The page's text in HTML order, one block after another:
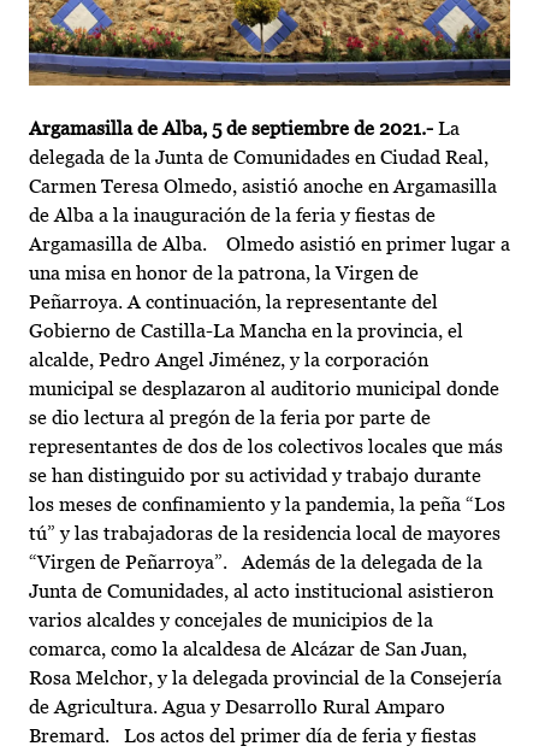
Argamasilla de Alba, 5 de septiembre de 2021.- La
delegada de la Junta de Comunidades en Ciudad Real,
Carmen Teresa Olmedo, asistió anoche en Argamasilla
de Alba a la inauguración de la feria y fiestas de
Argamasilla de Alba. Olmedo asistió en primer lugar a
una misa en honor de la patrona, la Virgen de
Peñarroya. A continuación, la representante del
Gobierno de Castilla-La Mancha en la provincia, el
alcalde, Pedro Angel Jiménez, y la corporación
municipal se desplazaron al auditorio municipal donde
se dio lectura al pregón de la feria por parte de
representantes de dos de los colectivos locales que más
se han distinguido por su actividad y trabajo durante
los meses de confinamiento y la pandemia, la peña “Los
tú” y las trabajadoras de la residencia local de mayores
“Virgen de Peñarroya”. Además de la delegada de la
Junta de Comunidades, al acto institucional asistieron
varios alcaldes y concejales de municipios de la
comarca, como la alcaldesa de Alcázar de San Juan,
Rosa Melchor, y la delegada provincial de la Consejería
de Agricultura. Agua y Desarrollo Rural Amparo
Bremard. Los actos del primer día de feria y fiestas